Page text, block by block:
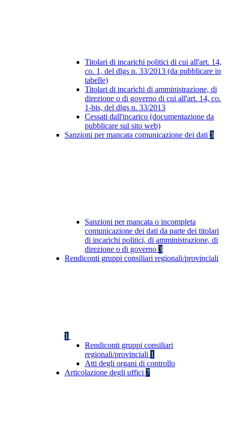
Titolari di incarichi politici di cui all'art. 14,
co. 1, del dlgs n. 33/2013 (da pubblicare in
tabelle)
Titolari di incarichi di amministrazione, di
direzione o di governo di cui all'art. 14, co.
1-bis, del dlgs n. 33/2013
Cessati dall'incarico (documentazione da
pubblicare sul sito web)
Sanzioni per mancata comunicazione dei dati 3
Sanzioni per mancata o incompleta
comunicazione dei dati da parte dei titolari
di incarichi politici, di amministrazione, di
direzione o di governo 3
Rendiconti gruppi consiliari regionali/provinciali
1
Rendiconti gruppi consiliari
regionali/provinciali 1
Atti degli organi di controllo
Articolazione degli uffici 7